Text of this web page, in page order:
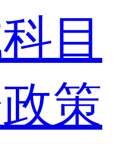
目
策